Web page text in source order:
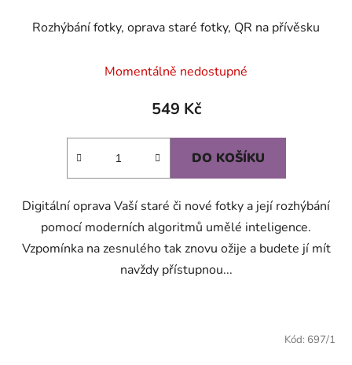
Rozhýbání fotky, oprava staré fotky, QR na přívěsku
Momentálně nedostupné
549 Kč
DO KOŠÍKU
Digitální oprava Vaší staré či nové fotky a její rozhýbání
pomocí moderních algoritmů umělé inteligence.
Vzpomínka na zesnulého tak znovu ožije a budete jí mít
navždy přístupnou...
Kód: 697/1